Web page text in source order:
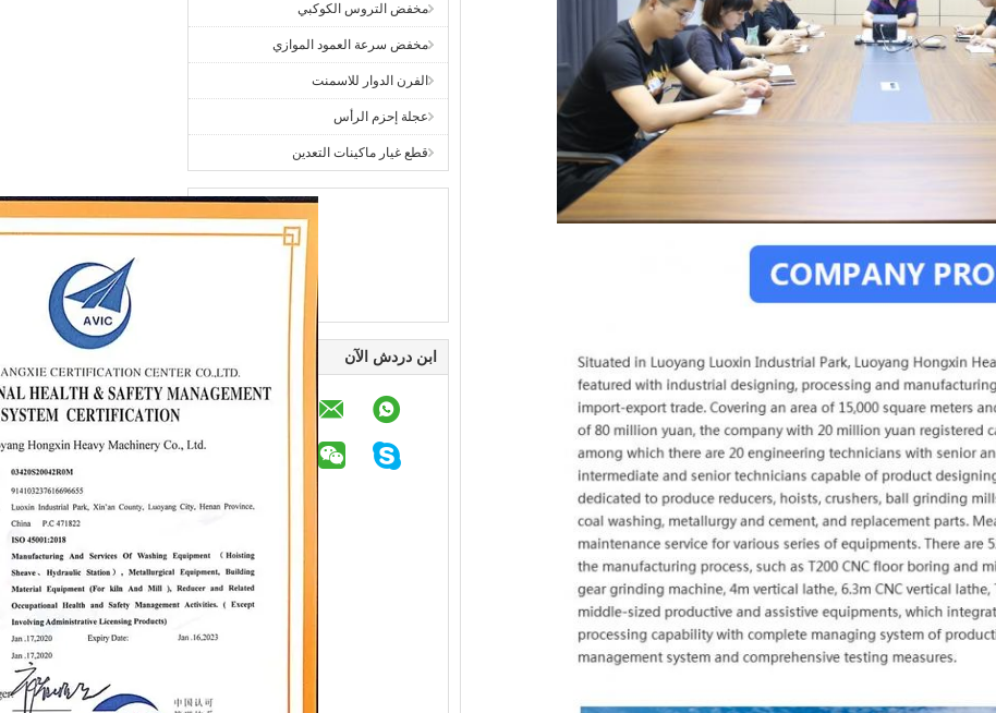
مخفض التروس الكوكبي
مخفض سرعة العمود الموازي
الفرن الدوار للاسمنت
عجلة إحزم الرأس
قطع غيار ماكينات التعدين
ابن دردش الآن